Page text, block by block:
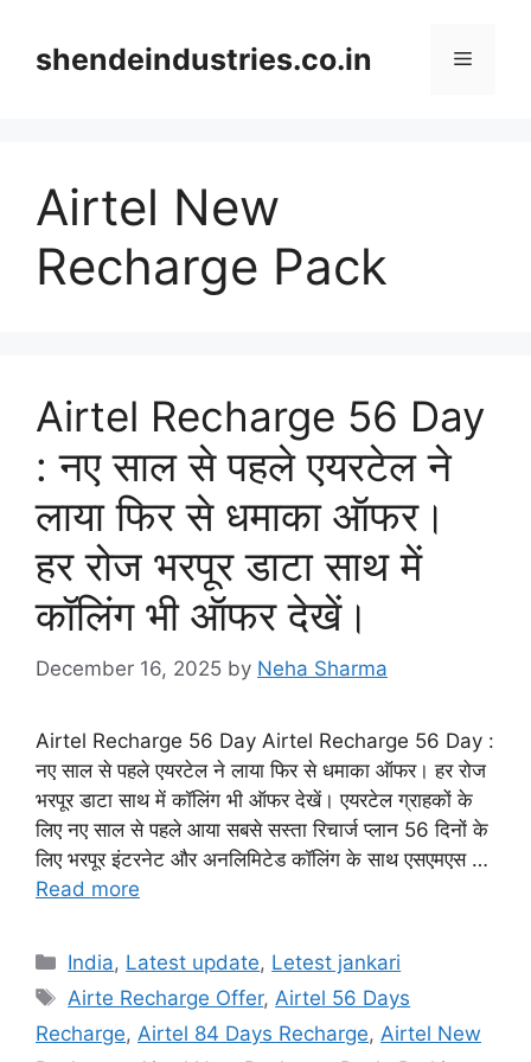
contentshendeindustries.co.in Menu
Airtel New
Recharge Pack
Airtel Recharge 56 Day
: नए साल से पहले एयरटेल ने
लाया फिर से धमाका ऑफर।
हर रोज भरपूर डाटा साथ में
कॉलिंग भी ऑफर देखें।
December 16, 2025 by Neha Sharma
Airtel Recharge 56 Day Airtel Recharge 56 Day :
नए साल से पहले एयरटेल ने लाया फिर से धमाका ऑफर। हर रोज
भरपूर डाटा साथ में कॉलिंग भी ऑफर देखें। एयरटेल ग्राहकों के
लिए नए साल से पहले आया सबसे सस्ता रिचार्ज प्लान 56 दिनों के
लिए भरपूर इंटरनेट और अनलिमिटेड कॉलिंग के साथ एसएमएस …
Read more
Categories
India, Latest update, Letest jankari
Tags
Airte Recharge Offer, Airtel 56 Days
Recharge, Airtel 84 Days Recharge, Airtel New